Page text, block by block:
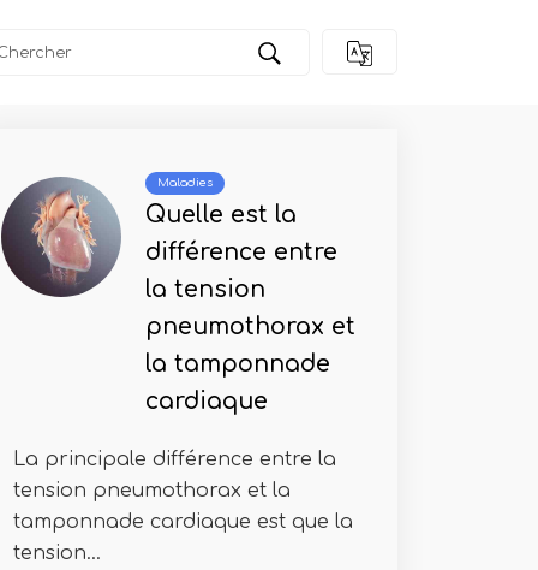
patellaire
Maladies
Quelle est la
différence entre
la tension
pneumothorax et
la tamponnade
cardiaque
La principale différence entre la
tension pneumothorax et la
tamponnade cardiaque est que la
tension...